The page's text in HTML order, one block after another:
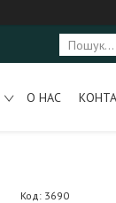
О НАС
Код: 3690